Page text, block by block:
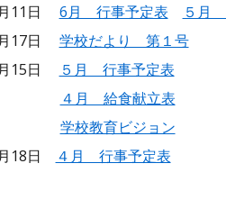
11日 6月 行事予定表 ５月
17日 学校だより 第１号
15日
５月 行事予定表
４月 給食献立表
学校教育ビジョン
18日
４月 行事予定表